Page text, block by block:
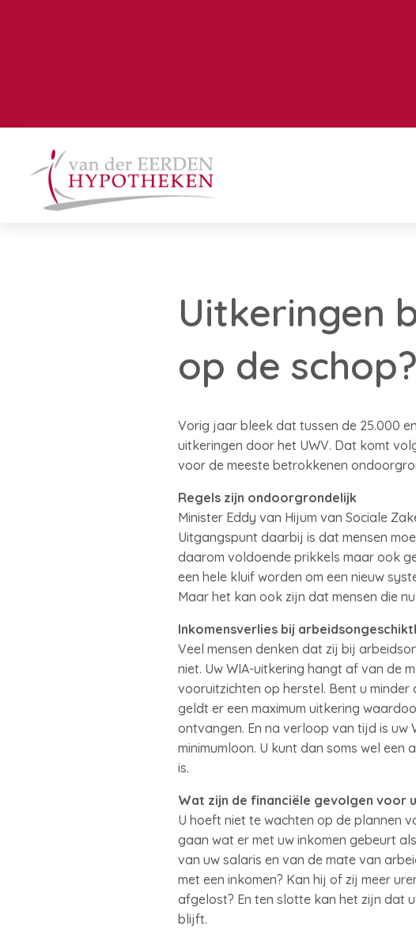
Uitkeringen
op de schop?
Vorig jaar bleek dat tussen de 25.000
uitkeringen door het UWV. Dat komt
voor de meeste betrokkenen
Regels zijn ondoorgrondelijk
Minister Eddy van Hijum van Sociale
Uitgangspunt daarbij is dat mensen
daarom voldoende prikkels maar ook
een hele kluif worden om een nieuw
Maar het kan ook zijn dat mensen die
Inkomensverlies bij
Veel mensen denken dat zij bij
niet. Uw WIA-uitkering hangt af van de
vooruitzichten op herstel. Bent u
geldt er een maximum uitkering
ontvangen. En na verloop van tijd is
minimumloon. U kunt dan soms wel
is.
Wat zijn de financiële gevolgen voor
U hoeft niet te wachten op de plannen
gaan wat er met uw inkomen gebeurt
van uw salaris en van de mate van
met een inkomen? Kan hij of zij meer
afgelost? En ten slotte kan het zijn dat
blijft.